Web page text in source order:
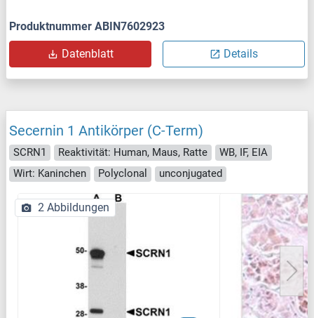
Produktnummer ABIN7602923
Datenblatt Details
Secernin 1 Antikörper (C-Term)
SCRN1 Reaktivität: Human, Maus, Ratte
WB, IF, EIA
Wirt: Kaninchen
Polyclonal unconjugated
2 Abbildungen